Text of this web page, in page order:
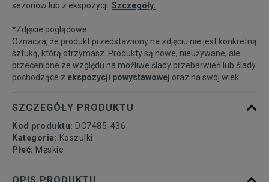
Powiadom o
L
Powiadom o
dostępności
dostępności
sezonów lub z ekspozycji. Szczegóły.
*Zdjęcie poglądowe
Oznacza, że produkt przedstawiony na zdjęciu nie jest konkretną
sztuką, którą otrzymasz. Produkty są nowe, nieużywane, ale
przecenione ze względu na możliwe ślady przebarwień lub ślady
pochodzące z ekspozycji powystawowej oraz na swój wiek.
SZCZEGÓŁY PRODUKTU
Kod produktu: DC7485-436
Kategoria: Koszulki
Płeć: Męskie